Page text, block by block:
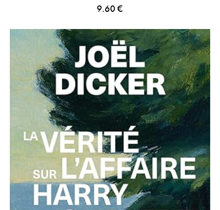
9.60 €